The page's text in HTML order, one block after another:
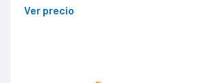
Ver precio